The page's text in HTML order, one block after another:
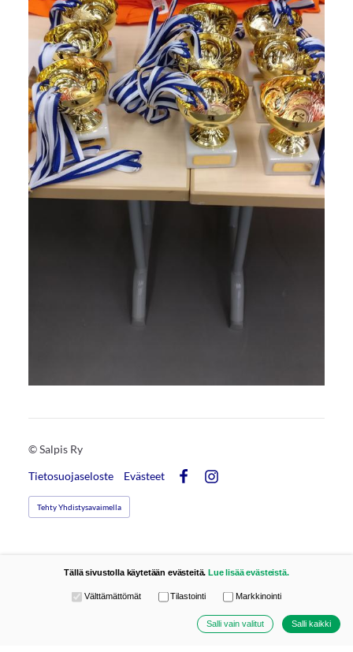
©Salpis Ry
Tietosuojaseloste
Evästeet
Tehty Yhdistysavaimella
Tällä sivustolla käytetään evästeitä.Lue lisää evästeistä.
Valitse käytettävät evästeet
Välttämättömät Tilastointi Markkinointi
Salli vain valitut Salli kaikki